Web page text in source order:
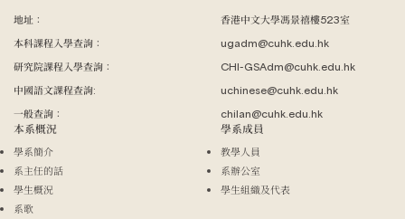
地址：
香港中文大學馮景禧樓523室
本科課程入學查詢：
ugadm@cuhk.edu.hk
研究院課程入學查詢：
CHI-GSAdm@cuhk.edu.hk
中國語文課程查詢:
uchinese@cuhk.edu.hk
一般查詢：
chilan@cuhk.edu.hk
本系概況
學系簡介
系主任的話
學生概況
系歌
學系成員
教學人員
系辦公室
學生組織及代表